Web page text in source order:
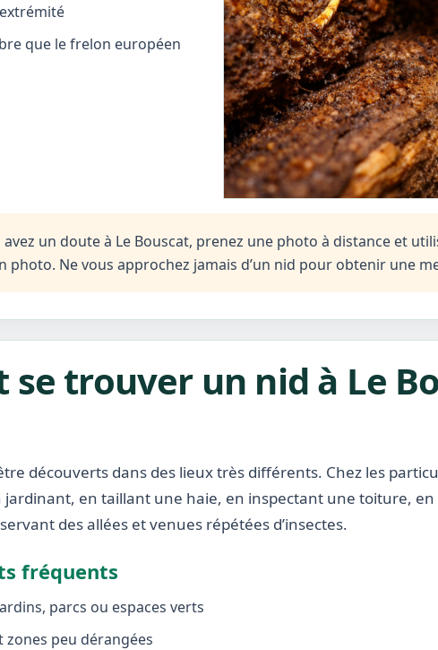
que le frelon européen
avez un doute à Le Bouscat, prenez une photo à distance et
photo. Ne vous approchez jamais d’un nid pour obtenir une
se trouver un nid à Le
découverts dans des lieux très différents. Chez les
jardinant, en taillant une haie, en inspectant une toiture,
des allées et venues répétées d’insectes.
fréquents
parcs ou espaces verts
zones peu dérangées